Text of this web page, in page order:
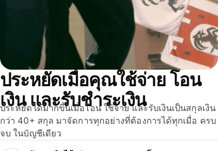
ประหยัดเมื่อคุณใช้จ่าย โอน
เงิน และรับชำระเงิน
ประหยัดได้มากขึ้นเมื่อโอน ใช้จ่าย และรับเงินเป็นสกุลเงิน
กว่า 40+ สกุล มาจัดการทุกอย่างที่ต้องการได้ทุกเมื่อ ครบ
จบ ในบัญชีเดียว